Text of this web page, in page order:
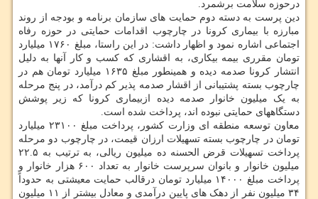
درحوزه سلامت برشمرد.
دین پرست به دسته دوم حمایت های سازمان برنامه و بودجه از روند
مبارزه با بیماری کرونا در چارچوب اقدامات حمایتی در حوزه رفاه
اجتماعی اشاره نمود و اظهار داشت: در این راستا، مبلغ ۱۷۶۰ میلیارد
تومان مقرری بیمه بیکاری، به اقشاری که کسب و کار آنها به دلیل
انتشار کرونا صدمه دیده و همینطور مبلغ ۱۶۳۵ میلیارد تومان هم در
چارچوب بسته پشتیبانی از اقشار صدمه پذیر کم درآمد، در پنج مرحله
به یک میلیون خانوار صدمه دیده ازبیماری کرونا که زیر پوشش
دستگاههای حمایتی نبوده اند، پرداخت شده است.
معاون توسعه منطقه ای وزارت کشور، پرداخت مبلغ ۲۳۱۰۰ میلیارد
تومان در چارچوب بسته تسهیلات ارزان قیمت، در چارچوب دو مرحله
پرداخت تسهیلات قرض الحسنه ده میلیون ریالی، به ترتیب به ۲۲.۵
میلیون خانوار و بانوان سرپرست خانوار به تعداد ۶۰۰ هزار خانوار و
پرداخت مبلغ ۱۴۰۰۰ میلیارد تومان درقالب حمایت معیشتی به حدوداً
۳۴ میلیون نفر از دهک های پایین درآمدی و معادل بیشتر از ۱۱ میلیون